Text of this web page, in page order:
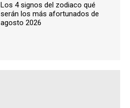
Los 4 signos del zodiaco qué
serán los más afortunados de
agosto 2026